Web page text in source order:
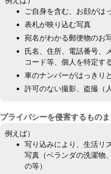
ご自身を含む、お顔がは
表札が映り込む写真
宛名がわかる郵便物のお
氏名、住所、電話番号
コード等、個人を特定す
車のナンバーがはっきり
許可のない撮影、盗撮（
プライバシーを侵害するもの
例えば）
写り込みにより、生活リ
写真（ベランダの洗濯物
の等）